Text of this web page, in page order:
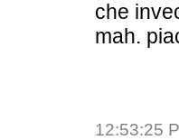
che
mah.
12:53:25